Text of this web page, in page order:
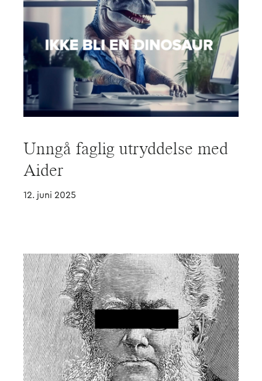
Unngå faglig utryddelse med
Aider
12. juni 2025